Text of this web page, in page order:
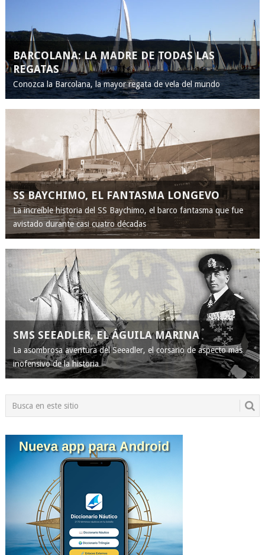
BARCOLANA: LA MADRE DE TODAS LAS
REGATAS
Conozca la Barcolana, la mayor regata de vela del mundo
SS BAYCHIMO, EL FANTASMA LONGEVO
La increíble historia del SS Baychimo, el barco fantasma que fue
avistado durante casi cuatro décadas
SMS SEEADLER, EL ÁGUILA MARINA
La asombrosa aventura del Seeadler, el corsario de aspecto más
inofensivo de la historia